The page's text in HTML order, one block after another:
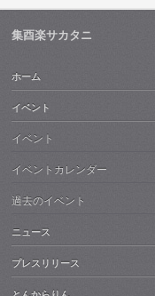
集酉楽サカタニ
ホーム
イベント
イベント
イベントカレンダー
過去のイベント
ニュース
プレスリリース